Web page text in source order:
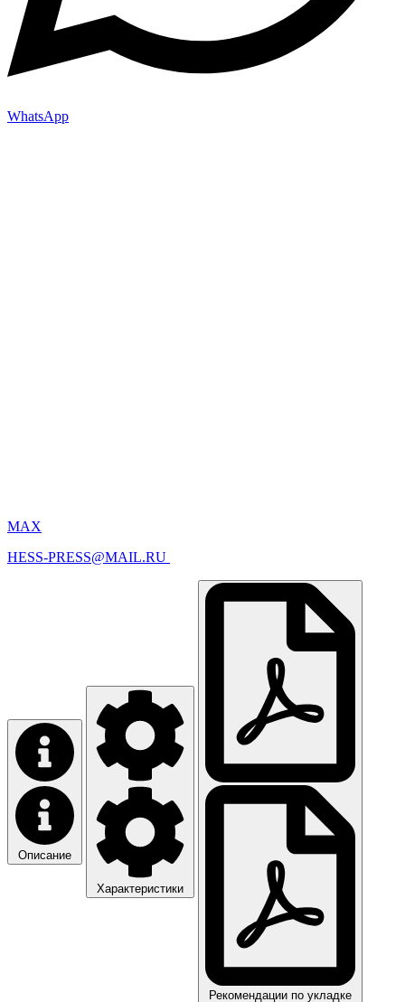
WhatsApp
MAX
HESS-PRESS@MAIL.RU
Описание
Характеристики
Рекомендации по укладке